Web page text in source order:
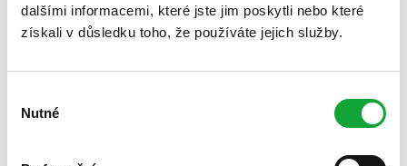
dalšími informacemi, které jste jim poskytli nebo které
získali v důsledku toho, že používáte jejich služby.
souhlasu
Nutné